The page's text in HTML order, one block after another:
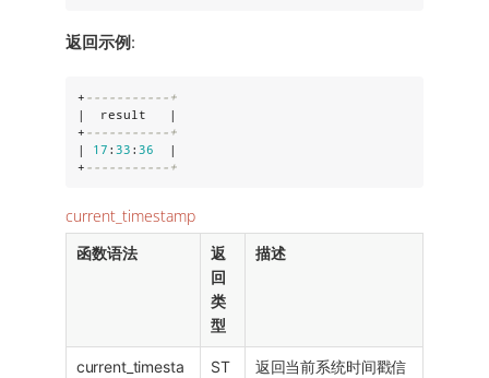
返回示例 :
+ -----------+
|  result   |
+ -----------+
| 17 : 33 : 36
  |
+ -----------+
current_timestamp
函数语法
返
回
类
型
描述
current_timesta
ST
返回当前系统时间戳信